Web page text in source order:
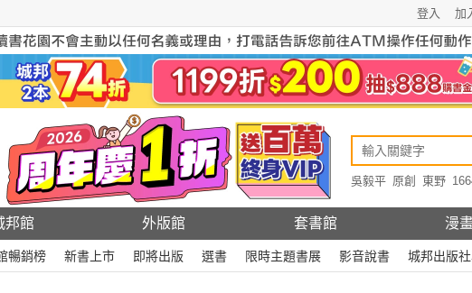
加
登入
吳毅平 原創 東野
邦館 外版館 套書館 漫
暢銷榜 新書上市 即將出版 選書 限時主題書展 影音說書 城邦出版